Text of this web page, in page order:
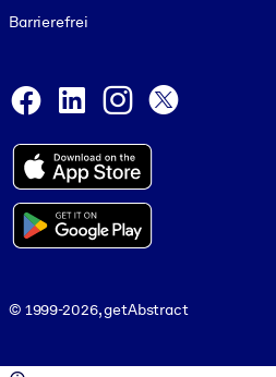
Barrierefrei
Facebook
LinkedInInstagram
© 1999-2026, getAbstract